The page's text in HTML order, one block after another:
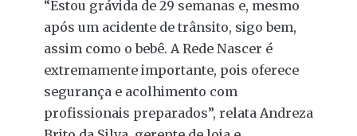
“Estou grávida de 29 semanas e, mesmo
após um acidente de trânsito, sigo bem,
assim como o bebê. A Rede Nascer é
extremamente importante, pois oferece
segurança e acolhimento com
profissionais preparados”, relata Andreza